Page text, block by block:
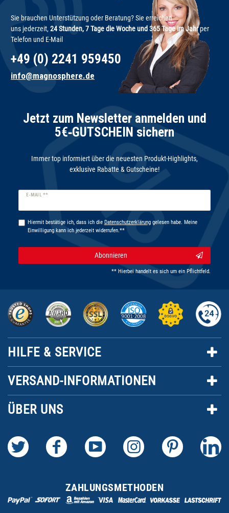
Sie brauchen Unterstützung oder Beratung? Sie erreichen
uns jederzeit,24 Stunden, 7 Tage die Woche und 365 Tage im Jahrper
Telefon und E-Mail
+49 (0) 2241 959450
info@magnosphere.de
Jetzt zum Newsletter anmelden und
5€‑GUTSCHEIN sichern
Immer top informiert über die neuesten Produkt-Highlights,
exklusive Rabatte & Gutscheine!
E-MAIL **
Newsletter
Hiermit bestätige ich, dass ich die Daten­schutz­erklärunggelesen habe. Meine
Einwilligung kann ich jederzeit widerrufen.**
Abonnieren
** Hierbei handelt es sich um ein Pflichtfeld.
HILFE & SERVICE
VERSAND-INFORMATIONEN
ÜBER UNS
ZAHLUNGSMETHODEN